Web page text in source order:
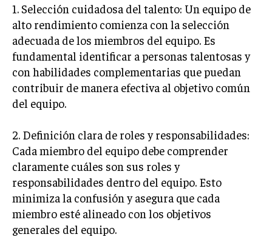
COMERCIO INTERNACIONAL
EXPANSIÓN GLOBAL
IMPORTACIÓN Y EXPORTACIÓN
ALIANZAS ESTRATÉGICAS
TECNOLOGIA
GESTIÓN DE LA INNOVACIÓN TECNOLÓGICA
TRANSFORMACIÓN DIGITAL
ANALÍTICA EMPRESARIAL Y BUSINESS
INTELLIGENCE
CIBERSEGURIDAD EMPRESARIAL
1. Selección cuidadosa del talento: Un equipo de
alto rendimiento comienza con la selección
adecuada de los miembros del equipo. Es
fundamental identificar a personas talentosas y
con habilidades complementarias que puedan
contribuir de manera efectiva al objetivo común
del equipo.
2. Definición clara de roles y responsabilidades:
Cada miembro del equipo debe comprender
claramente cuáles son sus roles y
responsabilidades dentro del equipo. Esto
minimiza la confusión y asegura que cada
miembro esté alineado con los objetivos
generales del equipo.